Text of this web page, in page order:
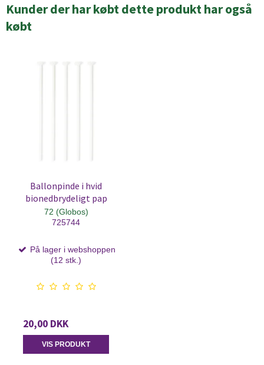
Kunder der har købt dette produkt har også
købt
Ballonpinde i hvid
bionedbrydeligt pap
72 (Globos)
725744
På lager i webshoppen
(12 stk.)
20,00 DKK
VIS PRODUKT